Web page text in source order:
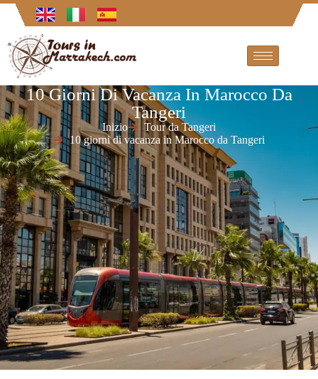
10 Giorni Di Vacanza In Marocco Da
Tangeri
Inizio
Tour da Tangeri
10 giorni di vacanza in Marocco da Tangeri